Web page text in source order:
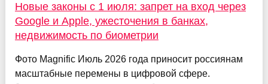
Новые законы с 1 июля: запрет на вход через
Google и Apple, ужесточения в банках,
недвижимость по биометрии
Фото Magnific Июль 2026 года приносит россиянам
масштабные перемены в цифровой сфере.